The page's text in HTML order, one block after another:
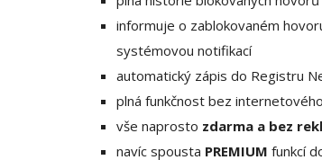
informuje o zablokovaném
systémovou notifikací
automatický zápis do Registru
plná funkčnost bez
vše naprosto zdarma a bez
navíc spousta PREMIUM funkcí